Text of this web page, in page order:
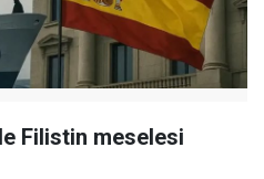
Filistin meselesi